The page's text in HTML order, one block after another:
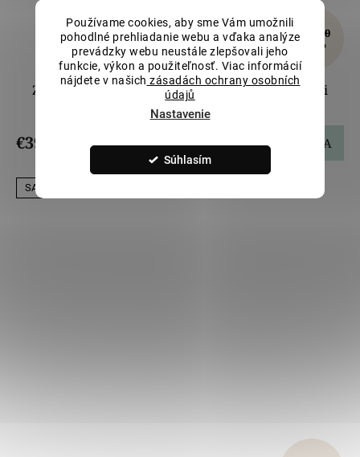
Používame cookies, aby sme Vám umožnili
pohodlné prehliadanie webu a vďaka analýze
prevádzky webu neustále zlepšovali jeho
funkcie, výkon a použiteľnosť. Viac informácií
nájdete v našich zásadách ochrany osobních
údajů
Nastavenie
Súhlasím
€488,20
–20 %
Zdobený náhrdelník z bieleho zlata s diamantmi
LLV59-DN023W
€390,56 DO KOŠÍKA
SALECODE:LILI5:5:%